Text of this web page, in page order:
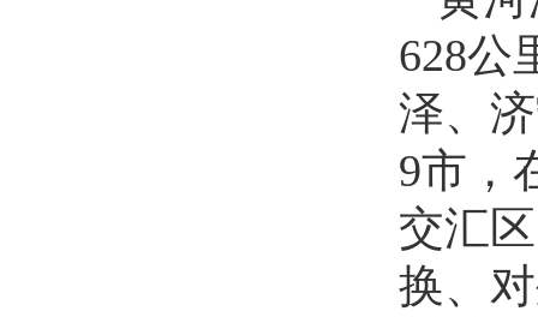
628公
泽、
9市，
交汇
换、